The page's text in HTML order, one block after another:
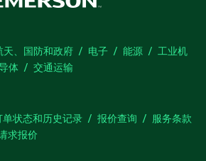
天、国防和政府 电子 能源
工业机
体 交通运输
单状态和历史记录 报价查询
服务条款
求报价